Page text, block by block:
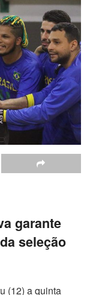
garante
seleção
(12) a quinta